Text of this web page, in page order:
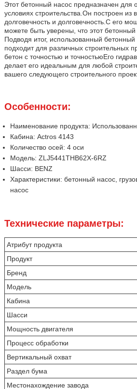
Этот бетонный насос предназначен для
условиях строительства.Он построен
долговечность и долговечность.С его
можете быть уверены, что этот
Подводя итог, использованный
подходит для различных строительных
бетон с точностью и точностьюЕго
делает его идеальным для любой
вашего следующего строительного
Особенности:
Наименование продукта:
Кабина: Actros 4143
Количество осей: 4 оси
Модель: ZLJ5441THB62X-6RZ
Шасси: BENZ
Характеристики: бетонный насос,
насос
Технические параметры:
Атрибут продукта
Продукт
Бренд
Модель
Кабина
Шасси
Мощность двигателя
Процесс обработки
Вертикальный охват
Раздел бума
Местонахождение завода